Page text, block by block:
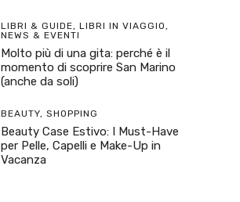
LIBRI & GUIDE, LIBRI IN VIAGGIO,
NEWS & EVENTI
Molto più di una gita: perché è il
momento di scoprire San Marino
(anche da soli)
BEAUTY, SHOPPING
Beauty Case Estivo: I Must-Have
per Pelle, Capelli e Make-Up in
Vacanza